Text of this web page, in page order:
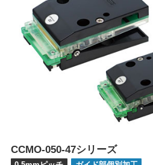
CCMO-050-47シリーズ